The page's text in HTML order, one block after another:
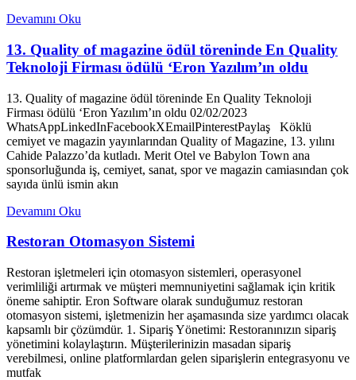
Devamını Oku
13. Quality of magazine ödül töreninde En Quality
Teknoloji Firması ödülü ‘Eron Yazılım’ın oldu
13. Quality of magazine ödül töreninde En Quality Teknoloji
Firması ödülü ‘Eron Yazılım’ın oldu 02/02/2023
WhatsAppLinkedInFacebookXEmailPinterestPaylaş Köklü
cemiyet ve magazin yayınlarından Quality of Magazine, 13. yılını
Cahide Palazzo’da kutladı. Merit Otel ve Babylon Town ana
sponsorluğunda iş, cemiyet, sanat, spor ve magazin camiasından çok
sayıda ünlü ismin akın
Devamını Oku
Restoran Otomasyon Sistemi
Restoran işletmeleri için otomasyon sistemleri, operasyonel
verimliliği artırmak ve müşteri memnuniyetini sağlamak için kritik
öneme sahiptir. Eron Software olarak sunduğumuz restoran
otomasyon sistemi, işletmenizin her aşamasında size yardımcı olacak
kapsamlı bir çözümdür. 1. Sipariş Yönetimi: Restoranınızın sipariş
yönetimini kolaylaştırın. Müşterilerinizin masadan sipariş
verebilmesi, online platformlardan gelen siparişlerin entegrasyonu ve
mutfak